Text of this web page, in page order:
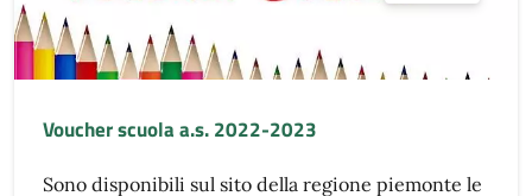
Voucher scuola a.s. 2022-2023
Sono disponibili sul sito della regione piemonte le